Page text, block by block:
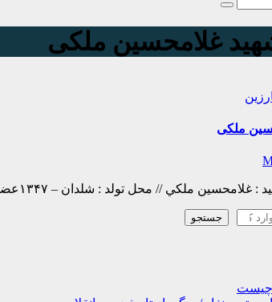
غلامحسین ملکی
ملکی
: بسيجي // محل شهادت : شلمچه – ۱۳۶۵/١٠/۱۹ زندگينامه : شهید غلامحسین ملکی در سال ۱۳۴۷ در روستای شلدان از…
جستجو
چیست